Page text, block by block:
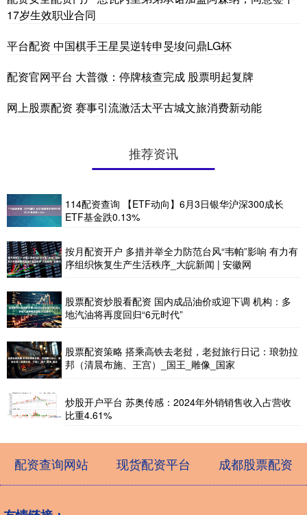
17岁生效职业合同
平台配资 中国棋手王星昊逆转申旻埈问鼎LG杯
配资官网平台 大普微：停牌核查完成 股票明起复牌
网上股票配资 赛事引流激活太平古城文旅消费新动能
推荐资讯
114配资查询 【ETF动向】6月3日银华沪深300成长
ETF基金跌0.13%
按月配资开户 多措并举全力防范台风“韦帕”影响 有力有
序组织恢复生产生活秩序_大皖新闻 | 安徽网
股票配资炒股看配资 国内成品油价或迎下调 机构：多
地汽油将再度回归“6元时代”
股票配资策略 搭乘高铁去老挝，老挝旅行日记：琅勃拉
邦（清晨布施、王宫）_国王_雕像_国家
炒股开户平台 苏奥传感：2024年外销销售收入占营收
比重4.61%
配资查询网站 现货配资平台 成都股票配资